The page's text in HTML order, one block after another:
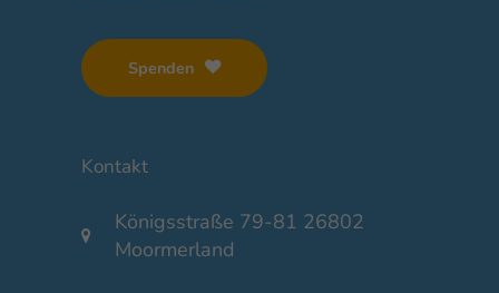
Spenden
Kontakt
Königsstraße 79-81 26802
Moormerland